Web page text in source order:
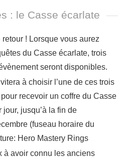
: le Casse écarlate
retour ! Lorsque vous aurez
du Casse écarlate, trois
seront disponibles.
à choisir l’une de ces trois
recevoir un coffre du Casse
jusqu’à la fin de
(fuseau horaire du
Hero Mastery Rings
à avoir connu les anciens